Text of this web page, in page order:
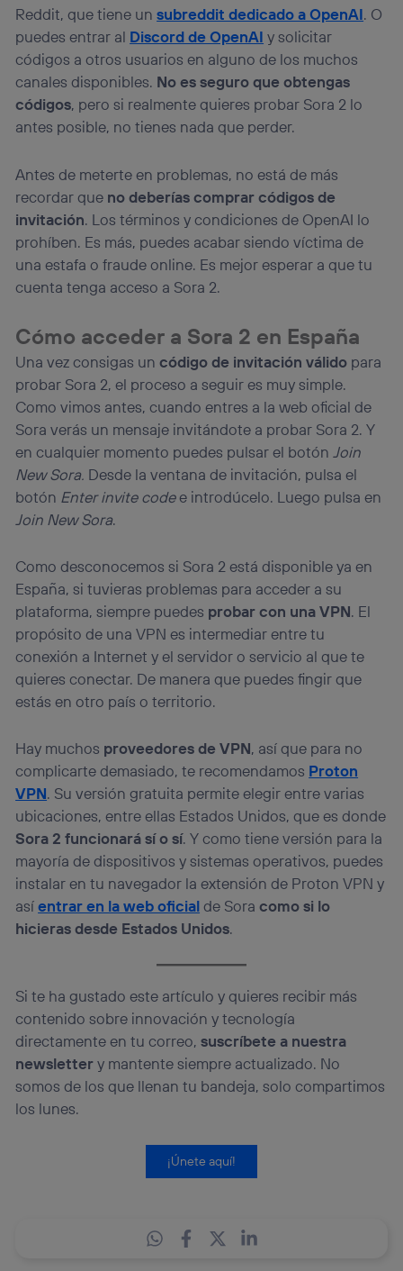
Reddit, que tiene unsubreddit dedicado a OpenAI. O
puedes entrar al Discord de OpenAI y solicitar
códigos a otros usuarios en alguno de los muchos
canales disponibles. No es seguro que obtengas
códigos, pero si realmente quieres probar Sora 2 lo
antes posible, no tienes nada que perder.
Antes de meterte en problemas, no está de más
recordar que no deberías comprar códigos de
invitación. Los términos y condiciones de OpenAI lo
prohíben. Es más, puedes acabar siendo víctima de
una estafa o fraude online. Es mejor esperar a que tu
cuenta tenga acceso a Sora 2.
Cómo acceder a Sora 2 en España
Una vez consigas uncódigo de invitación válido para
probar Sora 2, el proceso a seguir es muy simple.
Como vimos antes, cuando entres a la web oficial de
Sora verás un mensaje invitándote a probar Sora 2. Y
en cualquier momento puedes pulsar el botón Join
New Sora. Desde la ventana de invitación, pulsa el
botón Enter invite codee introdúcelo. Luego pulsa en
Join New Sora.
Como desconocemos si Sora 2 está disponible ya en
España, si tuvieras problemas para acceder a su
plataforma, siempre puedes probar con una VPN. El
propósito de una VPN es intermediar entre tu
conexión a Internet y el servidor o servicio al que te
quieres conectar. De manera que puedes fingir que
estás en otro país o territorio.
Hay muchos proveedores de VPN, así que para no
complicarte demasiado, te recomendamos Proton
VPN. Su versión gratuita permite elegir entre varias
ubicaciones, entre ellas Estados Unidos, que es donde
Sora 2 funcionará sí o sí. Y como tiene versión para la
mayoría de dispositivos y sistemas operativos, puedes
instalar en tu navegador la extensión de Proton VPN y
asíentrar en la web oficialde Soracomo si lo
hicieras desde Estados Unidos.
Si te ha gustado este artículo y quieres recibir más
contenido sobre innovación y tecnología
directamente en tu correo,suscríbete a nuestra
newslettery mantente siempre actualizado. No
somos de los que llenan tu bandeja, solo compartimos
los lunes.
¡Únete aquí!